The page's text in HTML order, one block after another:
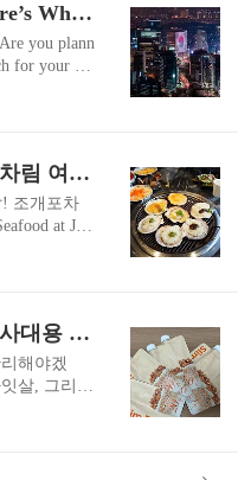
유도합니
honest revie
Cherng
photos, me
Planning a Trip to Korea? Here’s What NOT to Do
you plann
for your int
K-drama
to be
오이도 바다뷰 조개구이 한상차림 여긴 무조건 가야 해! Korean Seafood Heaven What to Eat in Oido? Try This Spot!
조개포차
at Jog
이도 조개
in
Port and
sharing! 🌊
외관Coast
갱년기 다이어트에 도움된 식사대용 단백질쉐이크, 익스트림 곡물맛 내돈내산 후기
해야겠
살, 그리고
, 살도 쉽게
게 됐어요.